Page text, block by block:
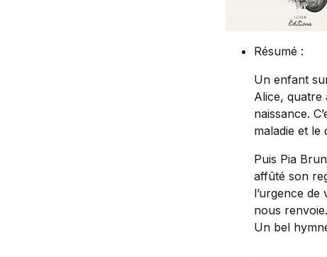
Résumé :
Un enfant
Alice, quatre
naissance.
maladie et le
Puis Pia
affûté son
l’urgence
nous renvoie.
Un bel